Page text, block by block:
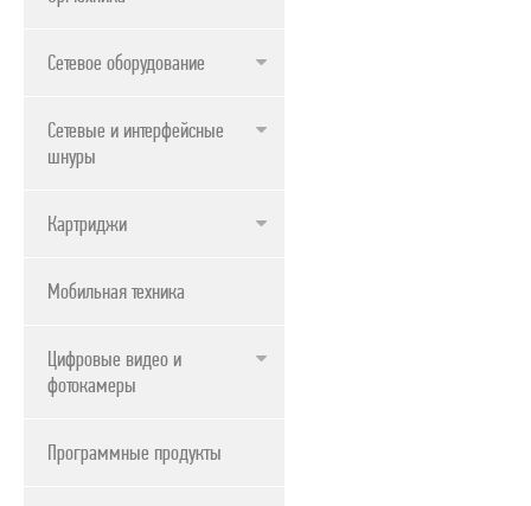
Сетевое оборудование
Сетевые и интерфейсные
шнуры
Картриджи
Мобильная техника
Цифровые видео и
фотокамеры
Программные продукты